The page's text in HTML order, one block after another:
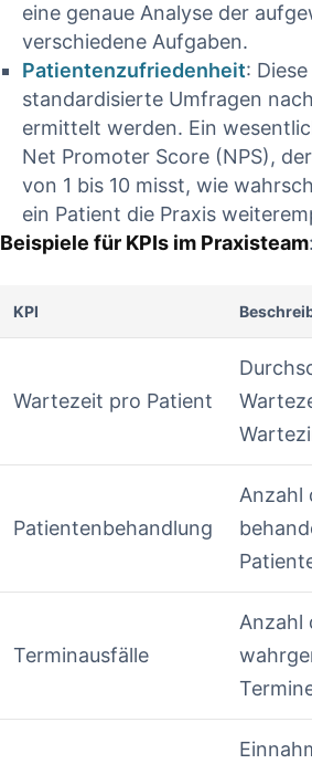
eine‌ genaue Analyse ‌der
verschiedene ‍Aufgaben.
Patientenzufriedenheit:
⁢standardisierte Umfragen
ermittelt werden. Ein
Net Promoter Score (NPS),
von 1 bis‍ 10 misst, wie
ein Patient die Praxis
Beispiele für⁤ KPIs im Praxisteam:
KPI
Wartezeit pro Patient
Patientenbehandlung
Anzahl
Terminausfälle
Anzahl